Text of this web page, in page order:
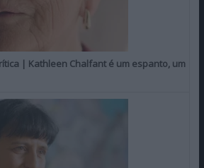
| Kathleen Chalfant é um espanto, um